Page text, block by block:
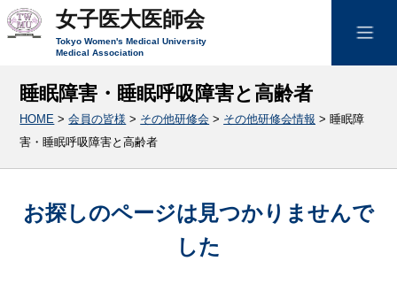
女子医大医師会
Tokyo Women's Medical University
Medical Association
睡眠障害・睡眠呼吸障害と高齢者
HOME >会員の皆様 > その他研修会 > その他研修会情報 > 睡眠障
害・睡眠呼吸障害と高齢者
お探しのページは見つかりませんで
した